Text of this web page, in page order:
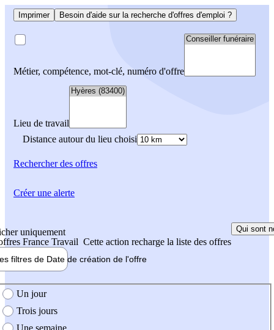
Imprimer Besoin d'aide sur la recherche d'offres d'emploi ?
Métier, compétence, mot-clé, numéro d'offre
Lieu de travail
Distance autour du lieu choisi
Rechercherdes offres
uniquement
France Travail Cette action recharge la liste des offres
Qui sont
filtres de Date de création de l'offre
création de l'offre
Un jour
Trois jours
Une semaine
Créer une alerte